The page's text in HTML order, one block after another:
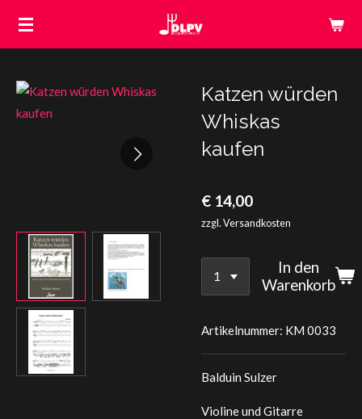
Zum
Katzen würden
Whiskas
kaufen
€ 14,00
zzgl. Versandkosten
In den
Warenkorb
Artikelnummer: KM 0033
Balduin Sulzer
Violine und Gitarre